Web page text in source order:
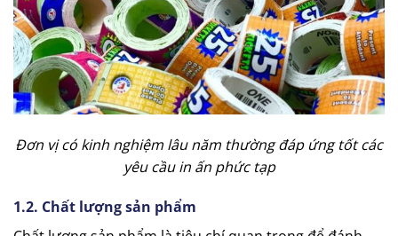
Đơn vị có kinh nghiệm lâu năm thường đáp ứng tốt các
yêu cầu in ấn phức tạp
1.2. Chất lượng sản phẩm